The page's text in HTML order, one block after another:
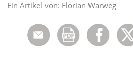
Ein Artikel von: Florian Warweg